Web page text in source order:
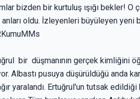
bizden bir kurtuluş ışığı bekler! O
oldu. İzleyenleri büyüleyen yeni
bir düşmanının gerçek kimliğini
Albastı pusuya düşürüldüğü anda
yaralandı. Ertuğrul'un tutsak